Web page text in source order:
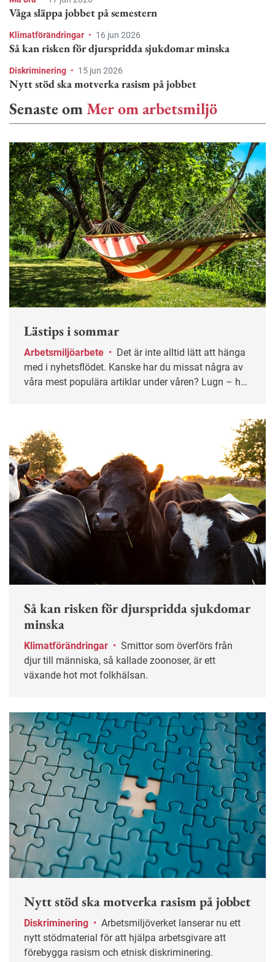
Våga släppa jobbet på semestern
Klimatförändringar • 16 jun 2026
Så kan risken för djurspridda sjukdomar minska
Diskriminering • 15 jun 2026
Nytt stöd ska motverka rasism på jobbet
Senaste omMer om arbetsmiljö
Lästips i sommar
Arbetsmiljöarbete •
med i nyhetsflödet. Kanske har du missat några av
våra mest populära artiklar under våren? Lugn – här
Så kan risken för djurspridda sjukdomar
minska
Klimatförändringar •
djur till människa, så kallade zoonoser, är ett
växande hot mot folkhälsan.
Nytt stöd ska motverka rasism på jobbet
Diskriminering •
nytt stödmaterial för att hjälpa arbetsgivare att
förebygga rasism och etnisk diskriminering.